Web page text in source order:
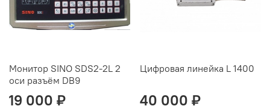
Монитор SINO SDS2-2L 2
оси разъём DB9
19 000 ₽
Цифровая линейка L 1400
40 000 ₽